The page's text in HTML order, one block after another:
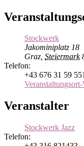
Stockwerk
Jakominiplatz 18
Graz, Steiermark
Telefon:
+43 676 31 59
Veranstalter
Stockwerk Jazz
Telefon: